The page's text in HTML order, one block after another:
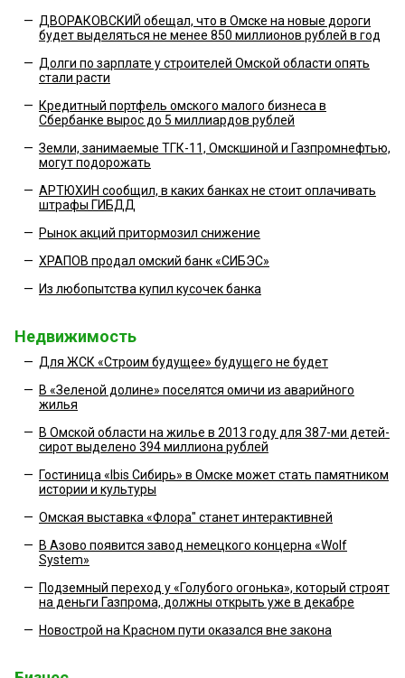
— ДВОРАКОВСКИЙ обещал, что в Омске на новые дороги
будет выделяться не менее 850 миллионов рублей в год
— Долги по зарплате у строителей Омской области опять
стали расти
— Кредитный портфель омского малого бизнеса в
Сбербанке вырос до 5 миллиардов рублей
— Земли, занимаемые ТГК-11, Омскшиной и Газпромнефтью,
могут подорожать
— АРТЮХИН сообщил, в каких банках не стоит оплачивать
штрафы ГИБДД
— Рынок акций притормозил снижение
— ХРАПОВ продал омский банк «СИБЭС»
— Из любопытства купил кусочек банка
Недвижимость
— Для ЖСК «Строим будущее» будущего не будет
— В «Зеленой долине» поселятся омичи из аварийного
жилья
— В Омской области на жилье в 2013 году для 387-ми детей-
сирот выделено 394 миллиона рублей
— Гостиница «Ibis Сибирь» в Омске может стать памятником
истории и культуры
— Омская выставка «Флора" станет интерактивней
— В Азово появится завод немецкого концерна «Wolf
System»
— Подземный переход у «Голубого огонька», который строят
на деньги Газпрома, должны открыть уже в декабре
— Новострой на Красном пути оказался вне закона